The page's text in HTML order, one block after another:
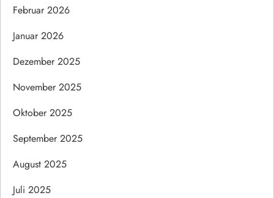
Februar 2026
Januar 2026
Dezember 2025
November 2025
Oktober 2025
September 2025
August 2025
Juli 2025